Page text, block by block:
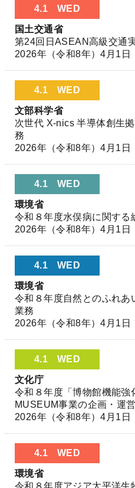
4.1 WED
国土交通省
第24回日ASEAN高級交通
2026年（令和8年）4月1日
4.1 WED
文部科学省
次世代 X-nics 半導体創生
務
2026年（令和8年）4月1日
4.1 WED
環境省
令和８年度水俣病に関する
2026年（令和8年）4月1日
4.1 WED
環境省
令和８年度自然とのふれあ
業務
2026年（令和8年）4月1日
4.1 WED
文化庁
令和８年度「博物館機能強
MUSEUM事業の企画・運
2026年（令和8年）4月1日
4.1 WED
環境省
令和８年度アジア太平洋生